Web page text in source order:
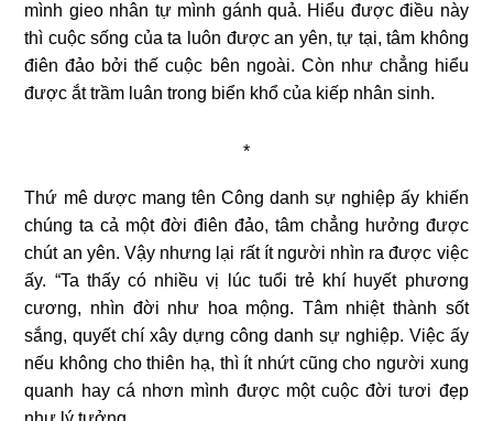
mình gieo nhân tự mình gánh quả. Hiểu được điều này
thì cuộc sống của ta luôn được an yên, tự tại, tâm không
điên đảo bởi thế cuộc bên ngoài. Còn như chẳng hiểu
được ắt trầm luân trong biển khổ của kiếp nhân sinh.
*
Thứ mê dược mang tên Công danh sự nghiệp ấy khiến
chúng ta cả một đời điên đảo, tâm chẳng hưởng được
chút an yên. Vậy nhưng lại rất ít người nhìn ra được việc
ấy. “Ta thấy có nhiều vị lúc tuổi trẻ khí huyết phương
cương, nhìn đời như hoa mộng. Tâm nhiệt thành sốt
sắng, quyết chí xây dựng công danh sự nghiệp. Việc ấy
nếu không cho thiên hạ, thì ít nhứt cũng cho người xung
quanh hay cá nhơn mình được một cuộc đời tươi đẹp